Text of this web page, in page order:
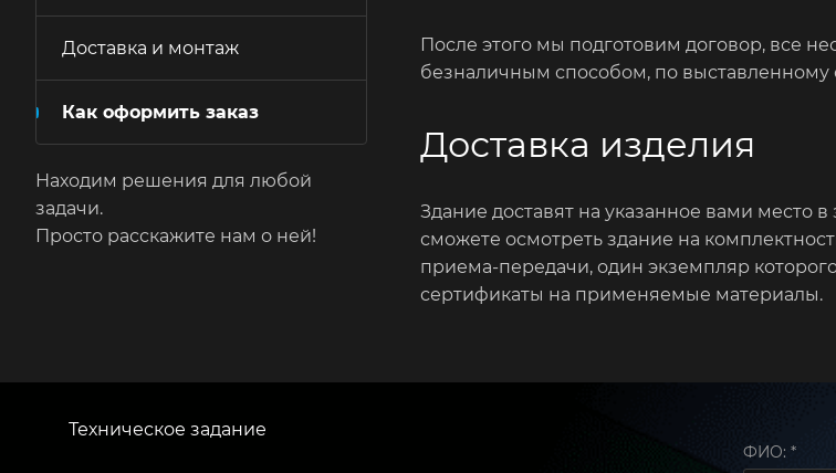
После этого мы подготовим договор, все
безналичным способом, по выставленному
Доставка изделия
Здание доставят на указанное вами место
сможете осмотреть здание на
приема-передачи, один экземпляр
сертификаты на применяемые материалы.
Доставка и монтаж
Как оформить заказ
Находим решения для любой
задачи.
Просто расскажите нам о ней!
Техническое задание
ФИО: *